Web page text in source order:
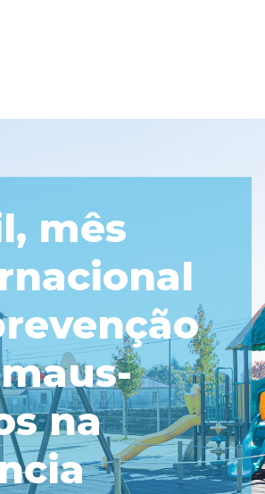
mês
na